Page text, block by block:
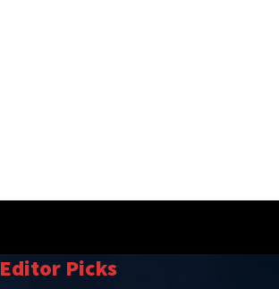
Editor Picks